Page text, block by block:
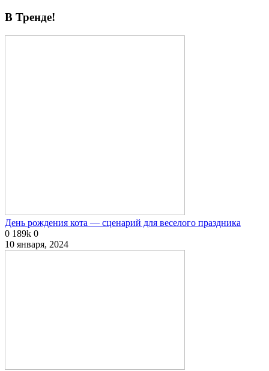
В Тренде!
День рождения кота — сценарий для веселого праздника
0 189k 0
10 января, 2024